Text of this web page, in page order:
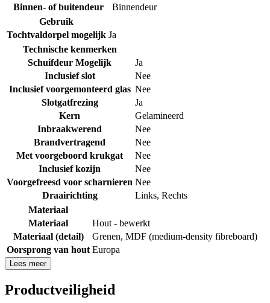
Binnen- of buitendeur
Binnendeur
Gebruik
Tochtvaldorpel mogelijk Ja
Technische kenmerken
Schuifdeur Mogelijk
Ja
Inclusief slot
Nee
Inclusief voorgemonteerd glas Nee
Slotgatfrezing
Ja
Kern
Gelamineerd
Inbraakwerend
Nee
Brandvertragend
Nee
Met voorgeboord krukgat
Nee
Inclusief kozijn
Nee
Voorgefreesd voor scharnieren Nee
Draairichting
Links, Rechts
Materiaal
Materiaal
Hout - bewerkt
Materiaal (detail)
Grenen, MDF (medium-density fibreboard)
Oorsprong van hout Europa
Lees meer
Productveiligheid